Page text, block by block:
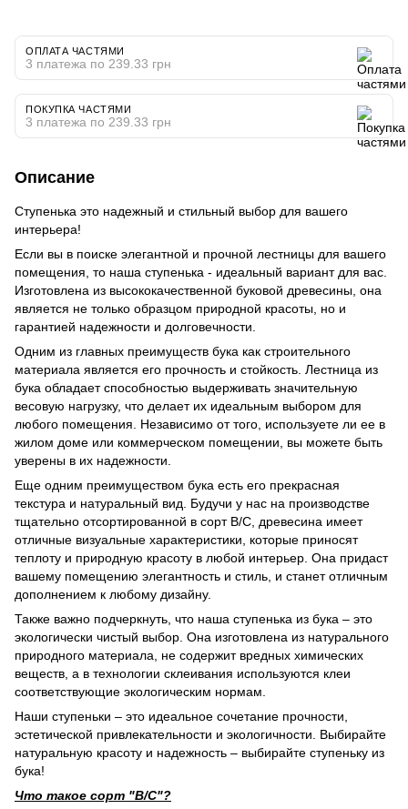
ОПЛАТА ЧАСТЯМИ
3 платежа по 239.33 грн
ПОКУПКА ЧАСТЯМИ
3 платежа по 239.33 грн
Описание
Ступенька это надежный и стильный выбор для вашего
интерьера!
Если вы в поиске элегантной и прочной лестницы для вашего
помещения, то наша ступенька - идеальный вариант для вас.
Изготовлена из высококачественной буковой древесины, она
является не только образцом природной красоты, но и
гарантией надежности и долговечности.
Одним из главных преимуществ бука как строительного
материала является его прочность и стойкость. Лестница из
бука обладает способностью выдерживать значительную
весовую нагрузку, что делает их идеальным выбором для
любого помещения. Независимо от того, используете ли ее в
жилом доме или коммерческом помещении, вы можете быть
уверены в их надежности.
Еще одним преимуществом бука есть его прекрасная
текстура и натуральный вид. Будучи у нас на производстве
тщательно отсортированной в сорт В/С, древесина имеет
отличные визуальные характеристики, которые приносят
теплоту и природную красоту в любой интерьер. Она придаст
вашему помещению элегантность и стиль, и станет отличным
дополнением к любому дизайну.
Также важно подчеркнуть, что наша ступенька из бука – это
экологически чистый выбор. Она изготовлена из натурального
природного материала, не содержит вредных химических
веществ, а в технологии склеивания используются клеи
соответствующие экологическим нормам.
Наши ступеньки – это идеальное сочетание прочности,
эстетической привлекательности и экологичности. Выбирайте
натуральную красоту и надежность – выбирайте ступеньку из
бука!
Что такое сорт "В/С"?